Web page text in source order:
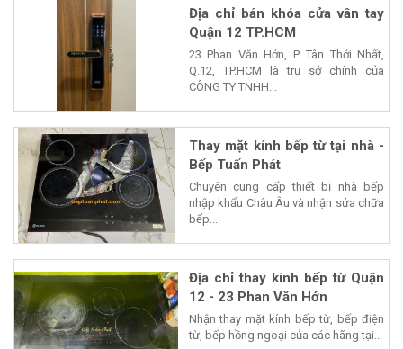
Địa chỉ bán khóa cửa vân tay
Quận 12 TP.HCM
23 Phan Văn Hớn, P. Tân Thới Nhất,
Q.12, TP.HCM là trụ sở chính của
CÔNG TY TNHH...
Thay mặt kính bếp từ tại nhà -
Bếp Tuấn Phát
Chuyên cung cấp thiết bị nhà bếp
nhập khẩu Châu Âu và nhận sửa chữa
bếp...
Địa chỉ thay kính bếp từ Quận
12 - 23 Phan Văn Hớn
Nhận thay mặt kính bếp từ, bếp điện
từ, bếp hồng ngoại của các hãng tại...